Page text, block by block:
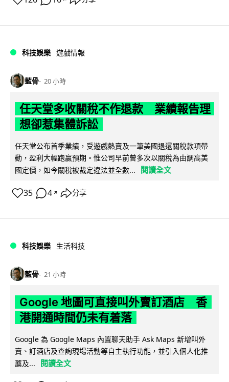
科技娛樂 遊戲情報
藍骨 20 小時
任天堂多收關稅不作退款 業績報告理
想卻惹集體訴訟
任天堂公布首季業績，受遊戲熱賣及一筆美國退還關稅款項帶
動，盈利大幅跑贏預期。惟公司早前曾多次以關稅為由調高美
國定價，如今關稅被裁定違法並全數...
閱讀全文
35 4 ↗ 分享
科技娛樂 生活科技
藍骨 21 小時
Google 地圖可直接叫外賣訂酒店 香
港開通時間仍未有着落
Google 為 Google Maps 內置聊天助手 Ask Maps 新增叫外
賣、訂酒店及查詢現場活動等自主執行功能，並引入個人化推
薦及...
閱讀全文